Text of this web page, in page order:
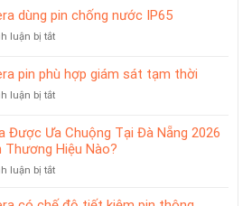
vàng
giá
từ
tiện
6
camera
có
sạc
dùng pin chống nước IP65
luận bị tắtở
8
camera
dùng
chống
nước
IP65
pin phù hợp giám sát tạm thời
luận bị tắtở
5
camera
pin
phù
giám
Được Ưa Chuộng Tại Đà Nẵng 2026
Thương Hiệu Nào?
luận bị tắtở
Camera